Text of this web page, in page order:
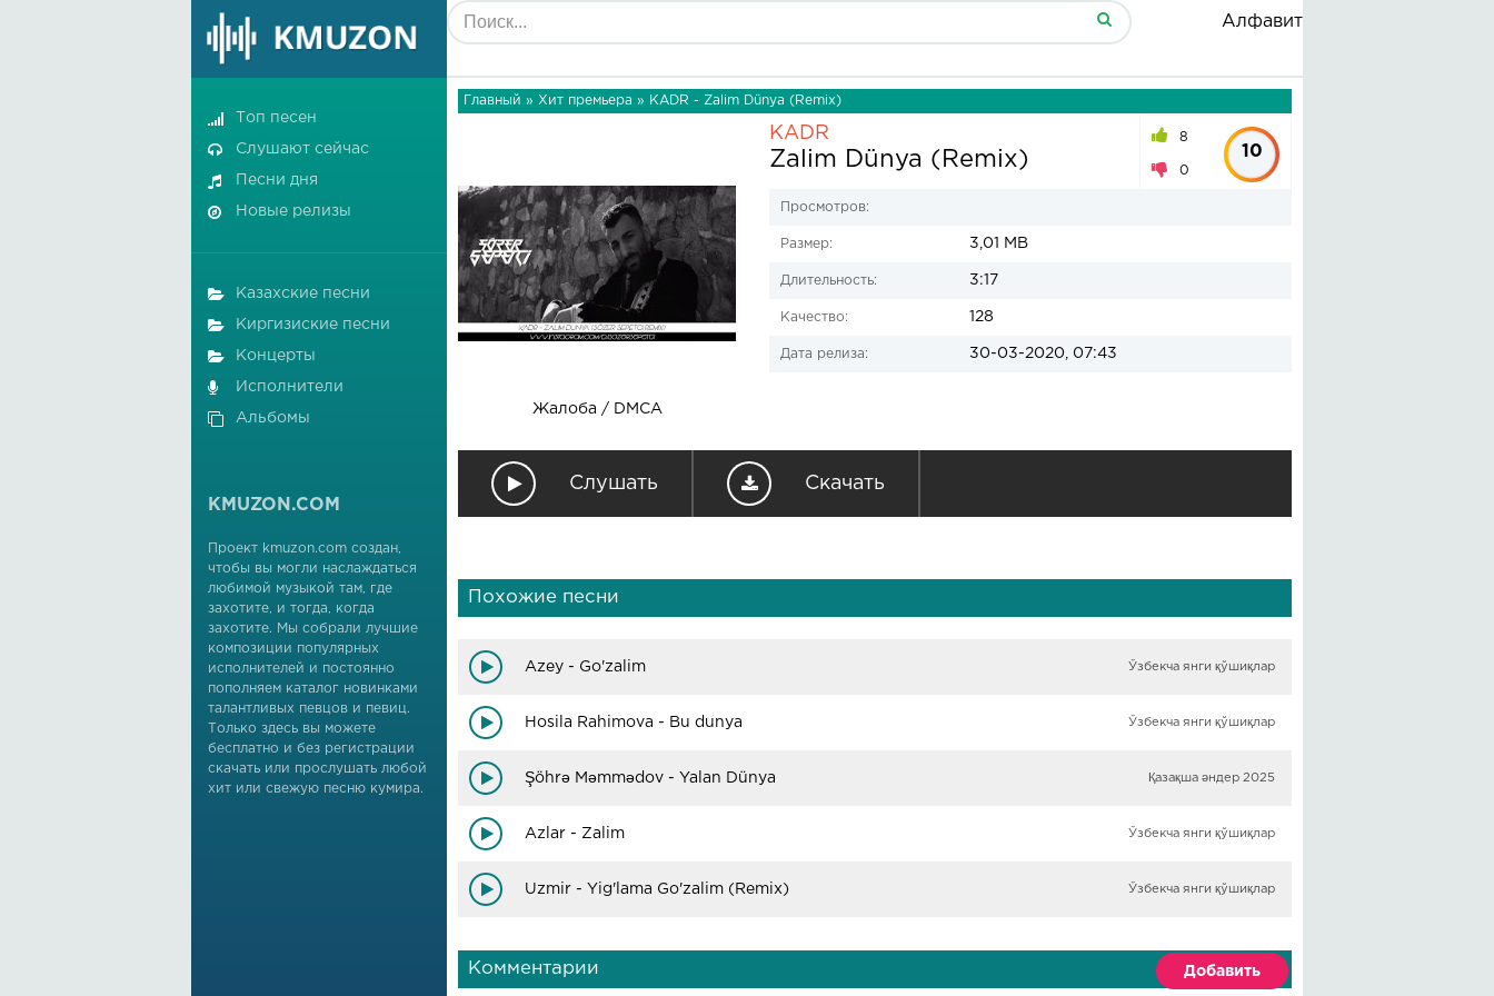
Алфавит
Главный » Хит премьера » KADR - Zalim Dünya (Remix)
Жалоба / DMCA
KADR
Zalim Dünya (Remix)
8
0
10
Просмотров:
Размер: 3,01 MB
Длительность: 3:17
Качество: 128
Дата релиза: 30-03-2020, 07:43
Слушать Скачать
Похожие песни
Azey - Go'zalim Ўзбекча янги қўшиқлар
Hosila Rahimova - Bu dunya Ўзбекча янги қўшиқлар
Şöhrə Məmmədov - Yalan Dünya Қазақша әндер 2025
Azlar - Zalim Ўзбекча янги қўшиқлар
Uzmir - Yig'lama Go'zalim (Remix) Ўзбекча янги қўшиқлар
Комментарии Добавить
Топ песен
Слушают сейчас
Песни дня
Новые релизы
Казахские песни
Киргизиские песни
Концерты
Исполнители
Альбомы
KMUZON.COM
Проект kmuzon.com создан,
чтобы вы могли наслаждаться
любимой музыкой там, где
захотите, и тогда, когда
захотите. Мы собрали лучшие
композиции популярных
исполнителей и постоянно
пополняем каталог новинками
талантливых певцов и певиц.
Только здесь вы можете
бесплатно и без регистрации
скачать или прослушать любой
хит или свежую песню кумира.